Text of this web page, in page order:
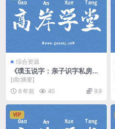
综合资源
《璞玉说字：亲子识字私房
课》MP3音频 百度网盘下载
[db:摘要]
6 年前
40 9.9
VIP